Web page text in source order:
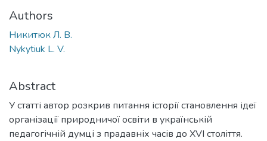
Authors
Никитюк Л. В.
Nykytiuk L. V.
Abstract
У статті автор розкрив питання історії становлення ідеї
організації природничої освіти в українській
педагогічній думці з прадавніх часів до XVI століття.